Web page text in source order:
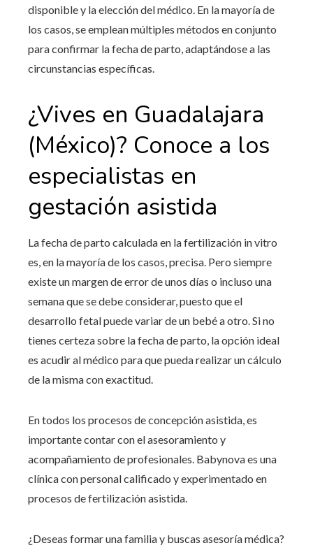
disponible y la elección del médico. En la mayoría de
los casos, se emplean múltiples métodos en conjunto
para confirmar la fecha de parto, adaptándose a las
circunstancias específicas.
¿Vives en Guadalajara
(México)? Conoce a los
especialistas en
gestación asistida
La fecha de parto calculada en la fertilización in vitro
es, en la mayoría de los casos, precisa. Pero siempre
existe un margen de error de unos días o incluso una
semana que se debe considerar, puesto que el
desarrollo fetal puede variar de un bebé a otro. Si no
tienes certeza sobre la fecha de parto, la opción ideal
es acudir al médico para que pueda realizar un cálculo
de la misma con exactitud.
En todos los procesos de concepción asistida, es
importante contar con el asesoramiento y
acompañamiento de profesionales. Babynova es una
clínica con personal calificado y experimentado en
procesos de fertilización asistida.
¿Deseas formar una familia y buscas asesoría médica?